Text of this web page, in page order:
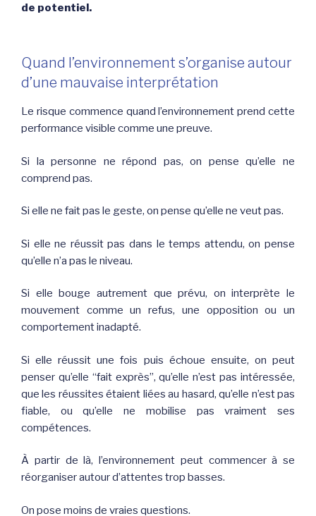
de potentiel.
Quand l’environnement s’organise autour
d’une mauvaise interprétation
Le risque commence quand l’environnement prend cette
performance visible comme une preuve.
Si la personne ne répond pas, on pense qu’elle ne
comprend pas.
Si elle ne fait pas le geste, on pense qu’elle ne veut pas.
Si elle ne réussit pas dans le temps attendu, on pense
qu’elle n’a pas le niveau.
Si elle bouge autrement que prévu, on interprète le
mouvement comme un refus, une opposition ou un
comportement inadapté.
Si elle réussit une fois puis échoue ensuite, on peut
penser qu’elle “fait exprès”, qu’elle n’est pas intéressée,
que les réussites étaient liées au hasard, qu’elle n’est pas
fiable, ou qu’elle ne mobilise pas vraiment ses
compétences.
À partir de là, l’environnement peut commencer à se
réorganiser autour d’attentes trop basses.
On pose moins de vraies questions.